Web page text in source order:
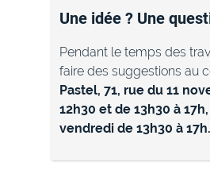
Une idée ? Une
Pendant le temps des
faire des suggestions au
Pastel, 71, rue du 11
12h30 et de 13h30 à
vendredi de 13h30 à 17h.